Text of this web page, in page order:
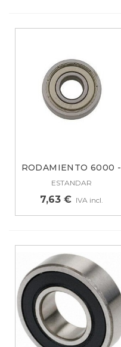
RODAMIENTO 6000 -
ZZ YY57X0611
ESTANDAR
7,63 € IVA incl.